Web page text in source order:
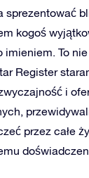
sprezentować
kogoś
imieniem. To
Register
i
przez całe